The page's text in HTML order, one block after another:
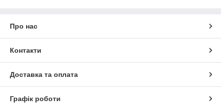
Про нас
Контакти
Доставка та оплата
Графік роботи